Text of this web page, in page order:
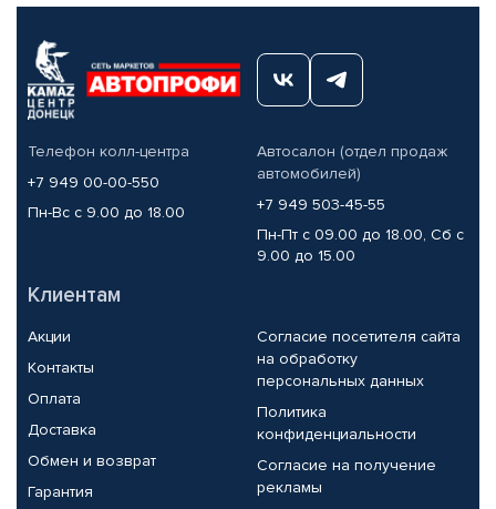
Телефон колл-центра
+7 949 00-00-550
Пн-Вс с 9.00 до 18.00
Автосалон (отдел продаж
автомобилей)
+7 949 503-45-55
Пн-Пт с 09.00 до 18.00, Сб с
9.00 до 15.00
Клиентам
Акции
Контакты
Оплата
Доставка
Обмен и возврат
Гарантия
Согласие посетителя сайта
на обработку
персональных данных
Политика
конфиденциальности
Согласие на получение
рекламы